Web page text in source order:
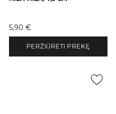
Kaina
5,90 €
PERŽIŪRĖTI PREKĘ